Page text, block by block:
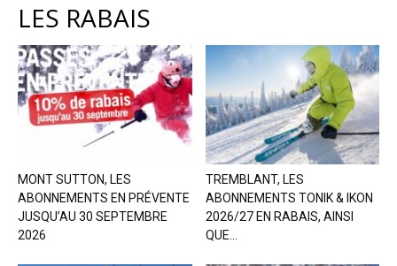
LES RABAIS
MONT SUTTON, LES
ABONNEMENTS EN PRÉVENTE
JUSQU’AU 30 SEPTEMBRE
2026
TREMBLANT, LES
ABONNEMENTS TONIK & IKON
2026/27 EN RABAIS, AINSI
QUE...